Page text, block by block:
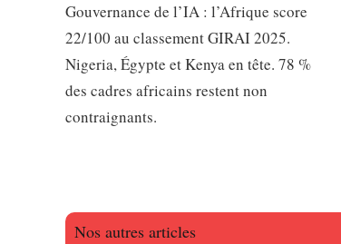
Gouvernance de l’IA : l’Afrique score
22/100 au classement GIRAI 2025.
Nigeria, Égypte et Kenya en tête. 78 %
des cadres africains restent non
contraignants.
Nos autres articles